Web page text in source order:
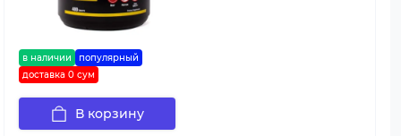
в наличии
популярный
доставка 0 сум
В корзину